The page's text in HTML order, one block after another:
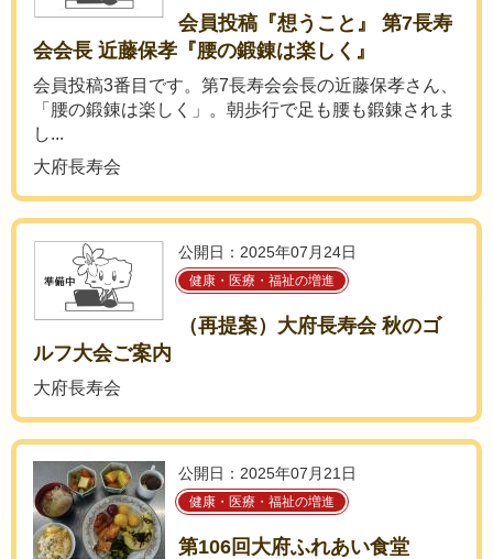
会員投稿『想うこと』 第7長寿
会会長 近藤保孝『腰の鍛錬は楽しく』
会員投稿3番目です。第7長寿会会長の近藤保孝さん、
「腰の鍛錬は楽しく」。朝歩行で足も腰も鍛錬されま
し...
大府長寿会
公開日：2025年07月24日
健康・医療・福祉の増進
（再提案）大府長寿会 秋のゴ
ルフ大会ご案内
大府長寿会
公開日：2025年07月21日
健康・医療・福祉の増進
第106回大府ふれあい食堂